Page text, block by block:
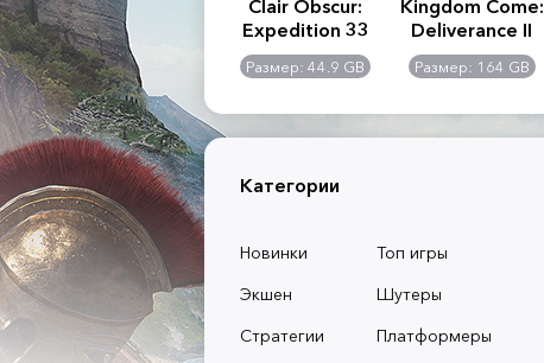
2:
-
GB
Assassin's Creed
Shadows
Размер: 117 GB
Clair Obscur:
Expedition 33
Размер: 44.9 GB
Kingdom Come:
Deliverance II
Размер: 164 GB
Категории
Новинки
Топ игры
Экшен
Шутеры
Стратегии
Платформеры